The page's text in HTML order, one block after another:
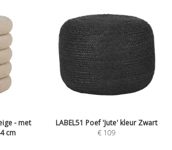
- met
cm
LABEL51 Poef 'Jute' kleur Zwart
€ 109